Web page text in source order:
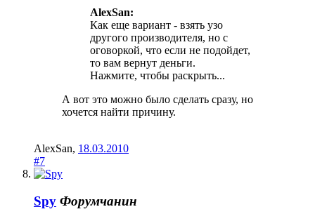
AlexSan:
Как еще вариант - взять узо
другого производителя, но с
оговоркой, что если не подойдет,
то вам вернут деньги.
Нажмите, чтобы раскрыть...
А вот это можно было сделать сразу, но
хочется найти причину.
AlexSan, 18.03.2010
#7
Spy Форумчанин